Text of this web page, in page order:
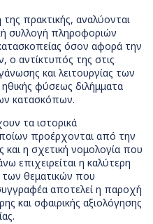
πρακτικής, αναλύονται
συλλογή πληροφοριών
όσον αφορά την
αντίκτυπός της στις
και λειτουργίας των
φύσεως διλήμματα
κατασκόπων.
τα ιστορικά
προέρχονται από την
και η σχετική νομολογία που
επιχειρείται η καλύτερη
θεματικών που
αποτελεί η παροχή
και σφαιρικής αξιολόγησης